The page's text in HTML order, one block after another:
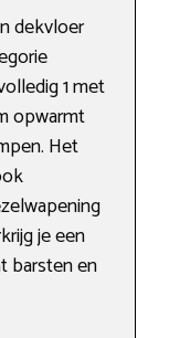
dekvloer
1 met
opwarmt
Het
je een
barsten en